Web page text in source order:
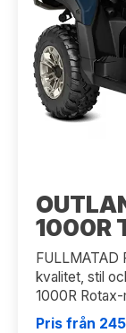
1000R
FULLMATAD
kvalitet, stil
1000R Rotax-
Pris från